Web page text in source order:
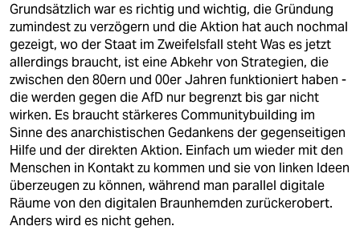
Grundsätzlich war es richtig und wichtig, die Gründung
zumindest zu verzögern und die Aktion hat auch nochmal
gezeigt, wo der Staat im Zweifelsfall steht Was es jetzt
allerdings braucht, ist eine Abkehr von Strategien, die
zwischen den 80ern und 00er Jahren funktioniert haben -
die werden gegen die AfD nur begrenzt bis gar nicht
wirken. Es braucht stärkeres Communitybuilding im
Sinne des anarchistischen Gedankens der gegenseitigen
Hilfe und der direkten Aktion. Einfach um wieder mit den
Menschen in Kontakt zu kommen und sie von linken Ideen
überzeugen zu können, während man parallel digitale
Räume von den digitalen Braunhemden zurückerobert.
Anders wird es nicht gehen.